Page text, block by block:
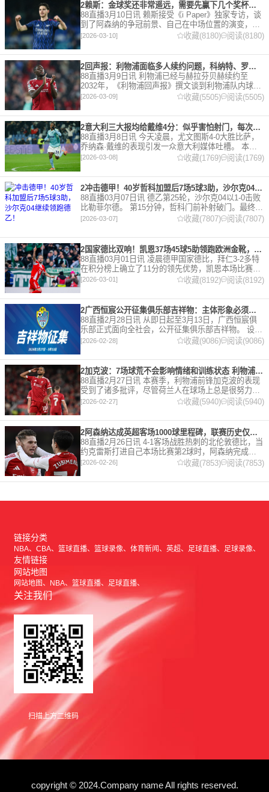
2赖斯：金球奖还非常遥远，需要先赢下几个奖杯，专注当下好好踢球
88直播3月10日讯 赖斯接受《i Paper》独家专访，谈
到了阿森纳的争冠前景、自己在中场位置的演变，以
及对自己被提名金球奖的看法。 任意球 赖斯：“我们
有一项非常擅长的技能——这背后付出了巨大努力
[2026-03-10] 收藏(8180) 阅读(8180)
2回声报：利物浦面临多人续约问题，科纳特、罗伯逊合同今夏到期
88直播3月9日讯 利物浦已经与赫拉芬贝赫续约至
2032年，《利物浦回声报》撰文谈到利物浦队内球员
的合同情况，文章表示，利物浦多位球员面临合同问
题。 对于利物浦来说，科纳特的合同将在本赛季末到
期，俱乐
[2026-03-09] 收藏(5505) 阅读(5505)
2意大利三大报均给戴维4分：似乎害怕射门，每次触球球迷都叹息
88直播3月8日讯 今天凌晨，尤文图斯4-0大胜比萨，
乔纳森·戴维的表现引发一众意大利媒体吐槽。 本场
比赛，戴维半场就被换下，赛后，《米兰体育报》、
《罗马体育报》和《都灵体育报》三大报都给戴维打
出4分
[2026-03-08] 收藏(1769) 阅读(1769)
2冲击德甲！40岁哲科加盟后7场5球3助，沙尔克04继续领跑德乙！
88直播03月07日讯 德乙第25轮，沙尔克04以1-0击败
比勒菲尔德。 第15分钟，哲科门前补射破门。最终凭
借哲科的进球沙尔克04成功拿到3分，继续领跑德
[2026-03-07] 收藏(7807) 阅读(7807)
2国家德比双响！凯恩37场45球5助领跑欧洲金靴，32岁保持赛季全勤
88直播03月01日讯 凌晨德甲国家德比，拜仁3-2多特
在积分榜上确立了11分的领先优势，凯恩本场比赛上
演双响。 本赛季32岁的凯恩仍然保持着超高的效率，
在到目前为止保持全勤，出战37场比赛，狂轰45
[2026-03-01] 收藏(8192) 阅读(8192)
2广西恒宸公开征集俱乐部吉祥物：主体形象必须为龙
88直播2月28日讯 从即日起至3月13日，广西恒宸俱
乐部正式面向全社会，公开征集俱乐部吉祥物。 设计
要求 1. 主体形象：必须为龙。龙，是中华民族的精神
[2026-02-28] 收藏(9086) 阅读(9086)
2加克波：7场球荒不会影响情绪和训练状态 利物浦如今已不容有失
88直播2月27日讯 本赛季，利物浦前锋加克波的表现
受到了诸多批评，尽管荷兰人在球场上总是很努力。
在接受天空体育采访时，他谈论了诸多话题。 关于球
队对赛季目前情况的看法 这是一个很好的问题。这个
赛季并
[2026-02-27] 收藏(5940) 阅读(5940)
2阿森纳达成英超客场1000球里程碑，联赛历史仅次于曼联的1063球
88直播2月26日讯 4-1客场战胜热刺的北伦敦德比，当
约克雷斯打进自己本场比赛第2球时，阿森纳完成了
一项了不起的成就，枪手成为英超历史第2支在客场
打进1000球的球队，仅次于曼联的1063球。阿森纳
[2026-02-26] 收藏(7853) 阅读(7853)
链接分类
NBA CBA 篮球直播 篮球录像 体育新闻 英超 足球直播 足球录像
友情链接
网站地图
网站地图 NBA 篮球直播 足球直播
关注我们
扫描上方二维码
copyright © 2024.Company name All rights reserved.